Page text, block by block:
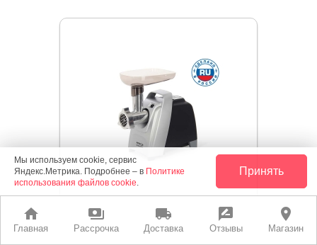
home
Главная
payments
Рассрочка
local_shipping
Доставка
rate_review
Отзывы
place
Магазин
Мы используем cookie, сервис
Яндекс.Метрика. Подробнее – в Политике
использования файлов cookie.
Принять